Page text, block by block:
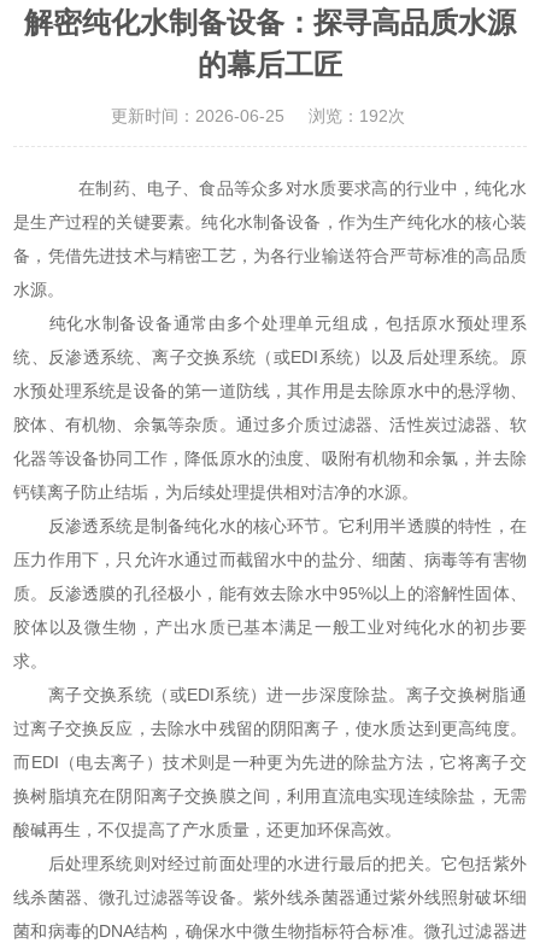
解密纯化水制备设备：探寻高品质水源
的幕后工匠
更新时间：2026-06-25 浏览：192次
在制药、电子、食品等众多对水质要求高的行业中，纯化水
是生产过程的关键要素。纯化水制备设备，作为生产纯化水的核心装
备，凭借先进技术与精密工艺，为各行业输送符合严苛标准的高品质
水源。
纯化水制备设备通常由多个处理单元组成，包括原水预处理系
统、反渗透系统、离子交换系统（或EDI系统）以及后处理系统。原
水预处理系统是设备的第一道防线，其作用是去除原水中的悬浮物、
胶体、有机物、余氯等杂质。通过多介质过滤器、活性炭过滤器、软
化器等设备协同工作，降低原水的浊度、吸附有机物和余氯，并去除
钙镁离子防止结垢，为后续处理提供相对洁净的水源。
反渗透系统是制备纯化水的核心环节。它利用半透膜的特性，在
压力作用下，只允许水通过而截留水中的盐分、细菌、病毒等有害物
质。反渗透膜的孔径极小，能有效去除水中95%以上的溶解性固体、
胶体以及微生物，产出水质已基本满足一般工业对纯化水的初步要
求。
离子交换系统（或EDI系统）进一步深度除盐。离子交换树脂通
过离子交换反应，去除水中残留的阴阳离子，使水质达到更高纯度。
而EDI（电去离子）技术则是一种更为先进的除盐方法，它将离子交
换树脂填充在阴阳离子交换膜之间，利用直流电实现连续除盐，无需
酸碱再生，不仅提高了产水质量，还更加环保高效。
后处理系统则对经过前面处理的水进行最后的把关。它包括紫外
线杀菌器、微孔过滤器等设备。紫外线杀菌器通过紫外线照射破坏细
菌和病毒的DNA结构，确保水中微生物指标符合标准。微孔过滤器进